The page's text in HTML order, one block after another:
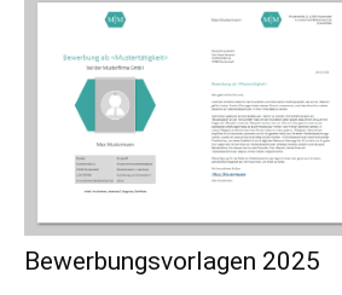
Bewerbungsvorlagen 2025